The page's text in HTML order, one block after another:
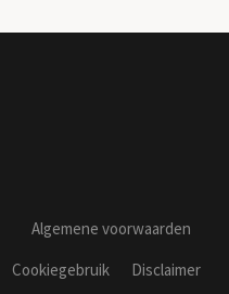
Algemene voorwaarden
Cookiegebruik
Disclaimer